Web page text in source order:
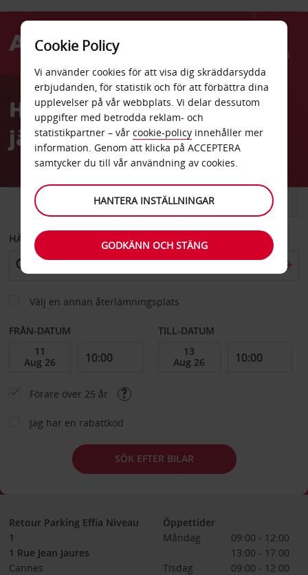
Menu
AvisHyrbil Cannes
järnvägsstation
SKÅPBIL
HÄMTA FRÅN
Välj en annan återlämningsplats
FRÅN-DATUM TILL-DATUM
Förare över 25 år
Jag har en rabattkod
SÖK EFTER BILAR
Retour Parking Effia Niveau
1
1 Rue Jean Jaures
Cannes
Öppettider
Måndag
09:00 - 12:00
13:00 - 17:00
Tisdag
09:00 - 12:00
Cookie Policy
Vi använder cookies för att visa dig skräddarsydda
erbjudanden, för statistik och för att förbättra dina
upplevelser på vår webbplats. Vi delar dessutom
uppgifter med betrodda reklam- och
statistikpartner – vår cookie-policy innehåller mer
information. Genom att klicka på ACCEPTERA
samtycker du till vår användning av cookies.
HANTERA INSTÄLLNINGAR
GODKÄNN OCH STÄNG